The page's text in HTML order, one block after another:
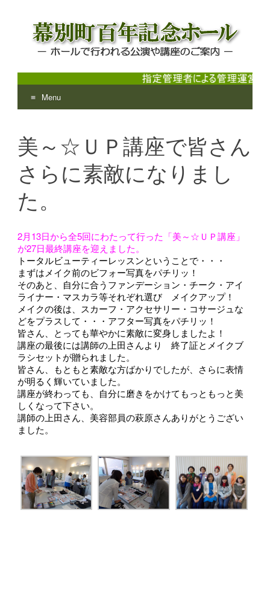
幕別町百年記念ホール
ホールで行われる公演や講座のご案内
Menu
content
美～☆ＵＰ講座で皆さん
さらに素敵になりまし
た。
2月13日から全5回にわたって行った「美～☆ＵＰ講座」
が27日最終講座を迎えました。
トータルビューティーレッスンということで・・・
まずはメイク前のビフォー写真をパチリッ！
そのあと、自分に合うファンデーション・チーク・アイ
ライナー・マスカラ等それぞれ選び メイクアップ！
メイクの後は、スカーフ・アクセサリー・コサージュな
どをプラスして・・・アフター写真をパチリッ！
皆さん、とっても華やかに素敵に変身しましたよ！
講座の最後には講師の上田さんより 終了証とメイクブ
ラシセットが贈られました。
皆さん、もともと素敵な方ばかりでしたが、さらに表情
が明るく輝いていました。
講座が終わっても、自分に磨きをかけてもっともっと美
しくなって下さい。
講師の上田さん、美容部員の萩原さんありがとうござい
ました。